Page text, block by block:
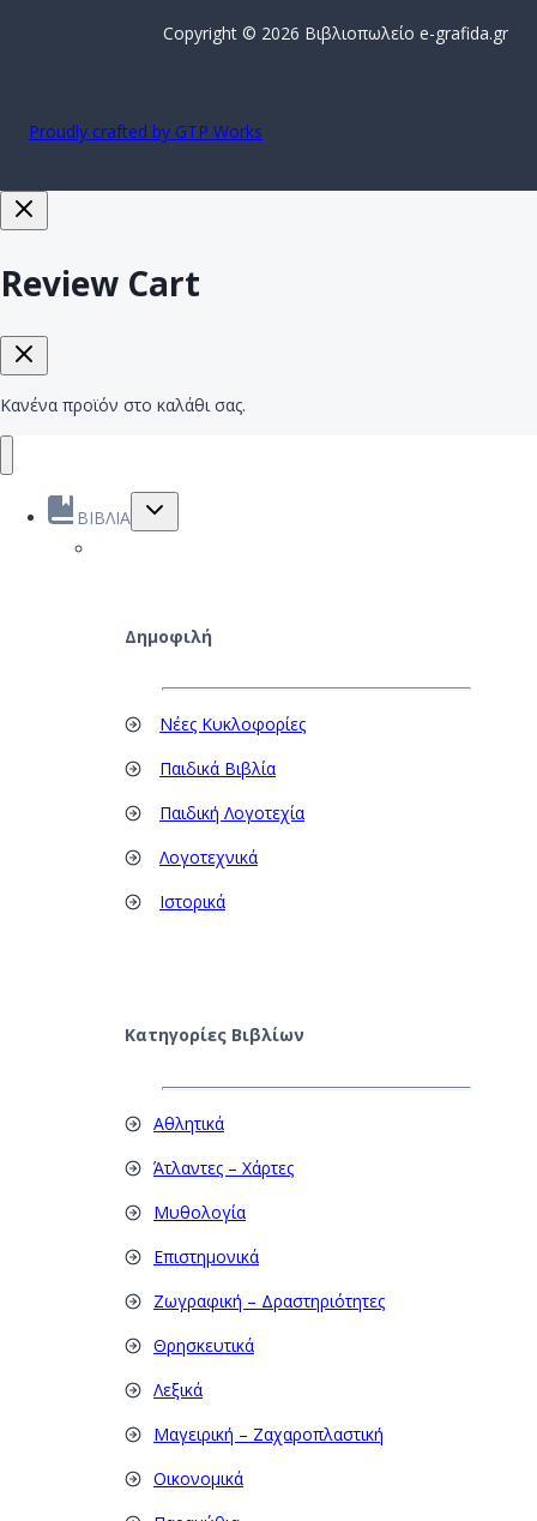
Copyright © 2026 Βιβλιοπωλείο e-grafida.gr
Proudly crafted by GTP Works
Review Cart
Κανένα προϊόν στο καλάθι σας.
ΒΙΒΛΙΑ
Toggle
Δημοφιλή
Νέες Κυκλοφορίες
Παιδικά Βιβλία
Παιδική Λογοτεχία
Λογοτεχνικά
Ιστορικά
Κατηγορίες Βιβλίων
Αθλητικά
Άτλαντες – Χάρτες
Μυθολογία
Επιστημονικά
Ζωγραφική – Δραστηριότητες
Θρησκευτικά
Λεξικά
Μαγειρική – Ζαχαροπλαστική
Οικονομικά